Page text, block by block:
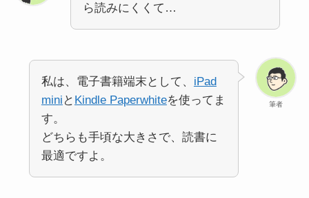
ら読みにくくて…
筆者
私は、電子書籍端末として、 iPad
mini と Kindle Paperwhiteを使ってま
す。
どちらも手頃な大きさで、読書に
最適ですよ。